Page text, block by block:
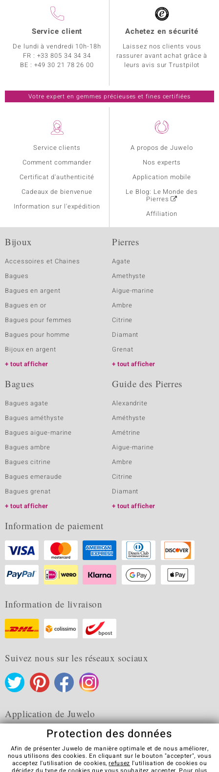
Service clients
Comment commander
Certificat d'authenticité
Cadeaux de bienvenue
Information sur l'expédition
A propos de Juwelo
Nos experts
Application mobile
Le Blog: Le Monde des
Pierres
Affiliation
Service client
De lundi à vendredi 10h-18h
FR : +33 805 34 34 34
BE : +49 30 21 78 26 00
Achetez en sécurité
Laissez nos clients vous
rassurer avant achat grâce à
leurs avis sur Trustpilot
Votre expert en gemmes précieuses et fines certifiées
Bijoux
Accessoires et Chaines
Bagues
Bagues en argent
Bagues en or
Bagues pour femmes
Bagues pour homme
Bijoux en argent
tout afficher
Pierres
Agate
Amethyste
Aigue-marine
Ambre
Citrine
Diamant
Grenat
tout afficher
Bagues
Bagues agate
Bagues améthyste
Bagues aigue-marine
Bagues ambre
Bagues citrine
Bagues emeraude
Bagues grenat
tout afficher
Guide des Pierres
Alexandrite
Améthyste
Amétrine
Aigue-marine
Ambre
Citrine
Diamant
tout afficher
Information de paiement
Information de livraison
Suivez nous sur les réseaux sociaux
Application de Juwelo
CGV Protection des données
Cookies
Protection des données
Afin de présenter Juwelo de manière optimale et de nous améliorer,
nous utilisons des cookies. En cliquant sur le bouton "accepter", vous
acceptez l'utilisation de cookies,refusez l'utilisation de cookies ou